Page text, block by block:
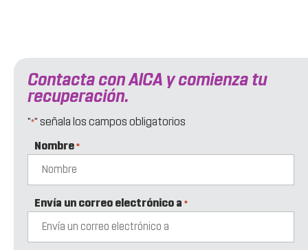
Contacta con AICA y comienza tu
recuperación.
"*" señala los campos obligatorios
Nombre *
Envía un correo electrónico a *